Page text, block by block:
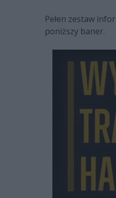
Pełen zestaw
poniższy baner.